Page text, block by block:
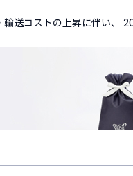
送コストの上昇に伴い、